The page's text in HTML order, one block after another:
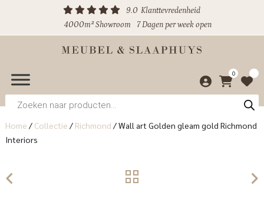
9.0 Klanttevredenheid
4000m² Showroom
7 Dagen per week open
0
Producten
zoeken
Home / Collectie / Richmond /Wall art Golden gleam gold Richmond
Interiors